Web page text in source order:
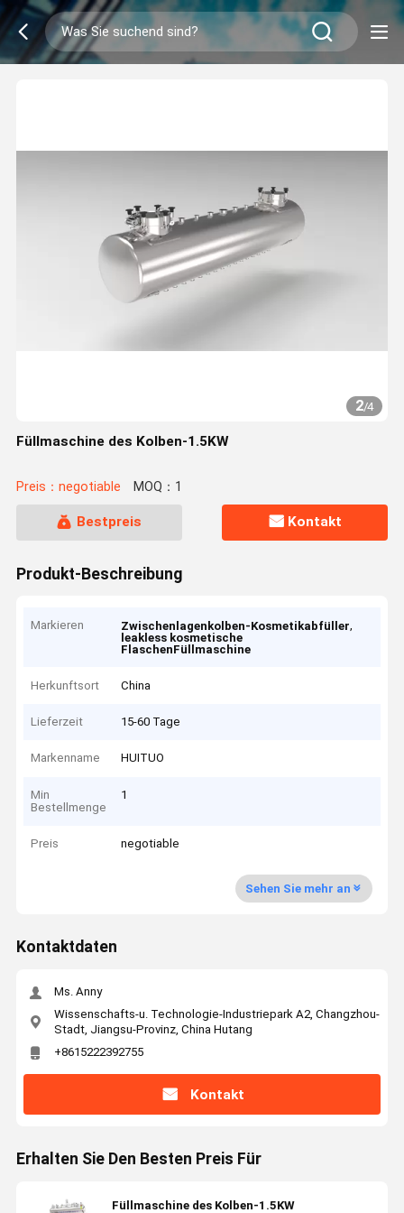
2/4
Füllmaschine des Kolben-1.5KW
Preis：negotiable MOQ：1
Bestpreis Kontakt
Produkt-Beschreibung
Markieren Zwischenlagenkolben-Kosmetikabfüller,
leakless kosmetische
FlaschenFüllmaschine
Herkunftsort China
Lieferzeit 15-60 Tage
Markenname HUITUO
Min
Bestellmenge
1
Preis negotiable
Sehen Sie mehr an
Kontaktdaten
Ms. Anny
Wissenschafts-u. Technologie-Industriepark A2, Changzhou-
Stadt, Jiangsu-Provinz, China Hutang
+8615222392755
Kontakt
Erhalten Sie Den Besten Preis Für
Füllmaschine des Kolben-1.5KW